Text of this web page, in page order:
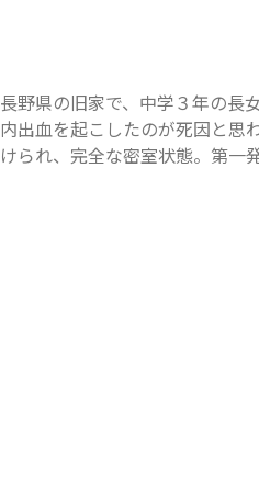
長野県の旧家で、中学３年の長
内出血を起こしたのが死因と思
けられ、完全な密室状態。第一